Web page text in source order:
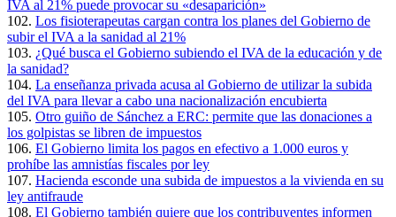
IVA al 21% puede provocar su «desaparición»
102. Los fisioterapeutas cargan contra los planes del Gobierno de
subir el IVA a la sanidad al 21%
103. ¿Qué busca el Gobierno subiendo el IVA de la educación y de
la sanidad?
104. La enseñanza privada acusa al Gobierno de utilizar la subida
del IVA para llevar a cabo una nacionalización encubierta
105. Otro guiño de Sánchez a ERC: permite que las donaciones a
los golpistas se libren de impuestos
106. El Gobierno limita los pagos en efectivo a 1.000 euros y
prohíbe las amnistías fiscales por ley
107. Hacienda esconde una subida de impuestos a la vivienda en su
ley antifraude
108. El Gobierno también quiere que los contribuyentes informen